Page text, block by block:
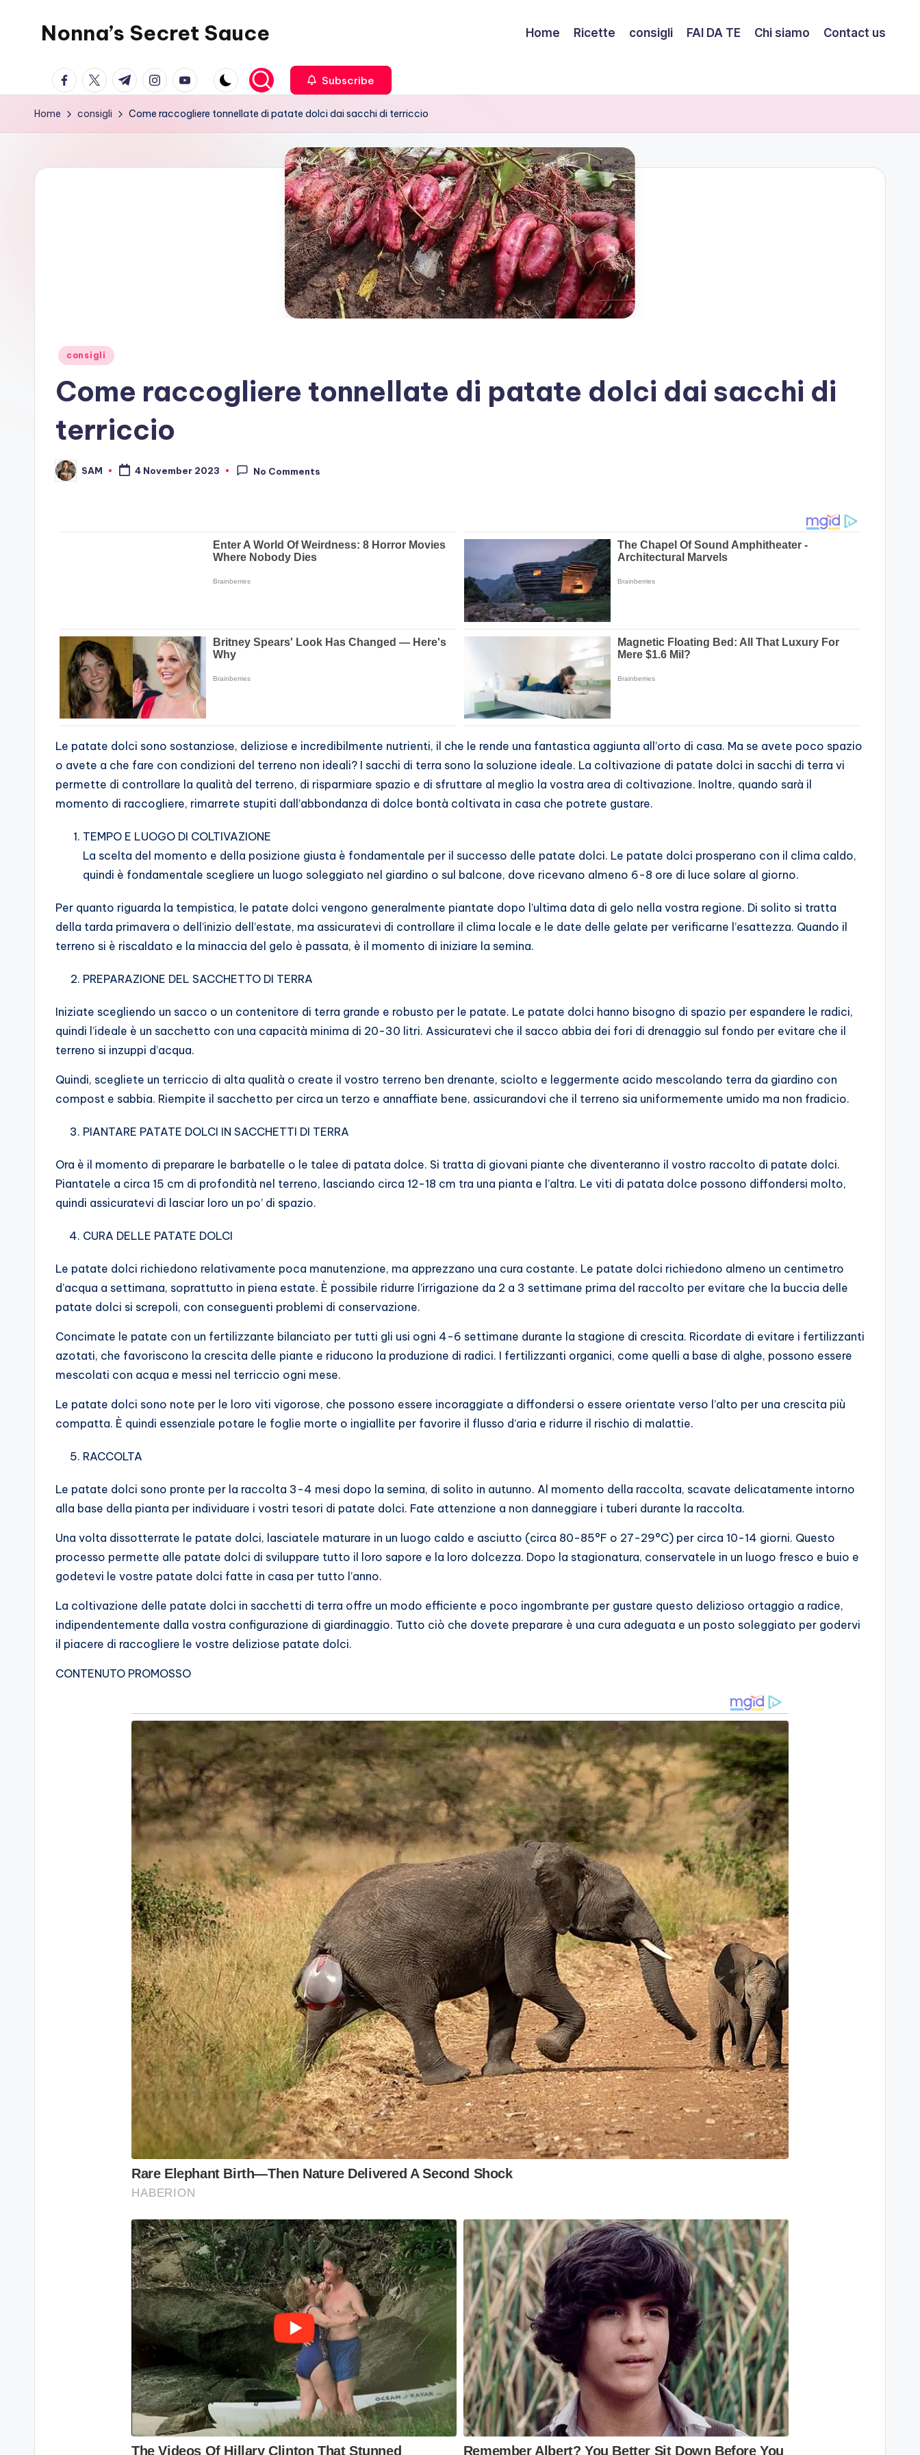
Nonna’s Secret Sauce Home Ricette consigli FAI DA TE Chi siamo Contact us
facebook.com
twitter.com
t.me instagram.com
youtube.com Subscribe
Home consigli Come raccogliere tonnellate di patate dolci dai sacchi di terriccio
Posted
consigli
Come raccogliere tonnellate di patate dolci dai sacchi di
terriccio
Posted
by
SAM 4 November 2023 No Comments
Le patate dolci sono sostanziose, deliziose e incredibilmente nutrienti, il che le rende una fantastica aggiunta all’orto di casa. Ma se avete poco spazio
o avete a che fare con condizioni del terreno non ideali? I sacchi di terra sono la soluzione ideale. La coltivazione di patate dolci in sacchi di terra vi
permette di controllare la qualità del terreno, di risparmiare spazio e di sfruttare al meglio la vostra area di coltivazione. Inoltre, quando sarà il
momento di raccogliere, rimarrete stupiti dall’abbondanza di dolce bontà coltivata in casa che potrete gustare.
TEMPO E LUOGO DI COLTIVAZIONE
La scelta del momento e della posizione giusta è fondamentale per il successo delle patate dolci. Le patate dolci prosperano con il clima caldo,
quindi è fondamentale scegliere un luogo soleggiato nel giardino o sul balcone, dove ricevano almeno 6-8 ore di luce solare al giorno.
Per quanto riguarda la tempistica, le patate dolci vengono generalmente piantate dopo l’ultima data di gelo nella vostra regione. Di solito si tratta
della tarda primavera o dell’inizio dell’estate, ma assicuratevi di controllare il clima locale e le date delle gelate per verificarne l’esattezza. Quando il
terreno si è riscaldato e la minaccia del gelo è passata, è il momento di iniziare la semina.
PREPARAZIONE DEL SACCHETTO DI TERRA
Iniziate scegliendo un sacco o un contenitore di terra grande e robusto per le patate. Le patate dolci hanno bisogno di spazio per espandere le radici,
quindi l’ideale è un sacchetto con una capacità minima di 20-30 litri. Assicuratevi che il sacco abbia dei fori di drenaggio sul fondo per evitare che il
terreno si inzuppi d’acqua.
Quindi, scegliete un terriccio di alta qualità o create il vostro terreno ben drenante, sciolto e leggermente acido mescolando terra da giardino con
compost e sabbia. Riempite il sacchetto per circa un terzo e annaffiate bene, assicurandovi che il terreno sia uniformemente umido ma non fradicio.
PIANTARE PATATE DOLCI IN SACCHETTI DI TERRA
Ora è il momento di preparare le barbatelle o le talee di patata dolce. Si tratta di giovani piante che diventeranno il vostro raccolto di patate dolci.
Piantatele a circa 15 cm di profondità nel terreno, lasciando circa 12-18 cm tra una pianta e l’altra. Le viti di patata dolce possono diffondersi molto,
quindi assicuratevi di lasciar loro un po’ di spazio.
CURA DELLE PATATE DOLCI
Le patate dolci richiedono relativamente poca manutenzione, ma apprezzano una cura costante. Le patate dolci richiedono almeno un centimetro
d’acqua a settimana, soprattutto in piena estate. È possibile ridurre l’irrigazione da 2 a 3 settimane prima del raccolto per evitare che la buccia delle
patate dolci si screpoli, con conseguenti problemi di conservazione.
Concimate le patate con un fertilizzante bilanciato per tutti gli usi ogni 4-6 settimane durante la stagione di crescita. Ricordate di evitare i fertilizzanti
azotati, che favoriscono la crescita delle piante e riducono la produzione di radici. I fertilizzanti organici, come quelli a base di alghe, possono essere
mescolati con acqua e messi nel terriccio ogni mese.
Le patate dolci sono note per le loro viti vigorose, che possono essere incoraggiate a diffondersi o essere orientate verso l’alto per una crescita più
compatta. È quindi essenziale potare le foglie morte o ingiallite per favorire il flusso d’aria e ridurre il rischio di malattie.
RACCOLTA
Le patate dolci sono pronte per la raccolta 3-4 mesi dopo la semina, di solito in autunno. Al momento della raccolta, scavate delicatamente intorno
alla base della pianta per individuare i vostri tesori di patate dolci. Fate attenzione a non danneggiare i tuberi durante la raccolta.
Una volta dissotterrate le patate dolci, lasciatele maturare in un luogo caldo e asciutto (circa 80-85°F o 27-29°C) per circa 10-14 giorni. Questo
processo permette alle patate dolci di sviluppare tutto il loro sapore e la loro dolcezza. Dopo la stagionatura, conservatele in un luogo fresco e buio e
godetevi le vostre patate dolci fatte in casa per tutto l’anno.
La coltivazione delle patate dolci in sacchetti di terra offre un modo efficiente e poco ingombrante per gustare questo delizioso ortaggio a radice,
indipendentemente dalla vostra configurazione di giardinaggio. Tutto ciò che dovete preparare è una cura adeguata e un posto soleggiato per godervi
il piacere di raccogliere le vostre deliziose patate dolci.
CONTENUTO PROMOSSO